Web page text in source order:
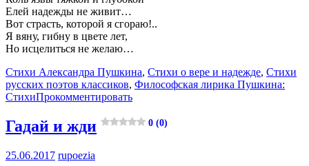
Елей надежды не живит…
Вот страсть, которой я сгораю!..
Я вяну, гибну в цвете лет,
Но исцелиться не желаю…
Стихи Александра Пушкина, Стихи о вере и надежде, Стихи
русских поэтов классиков, Философская лирика Пушкина:
СтихиПрокомментировать
Гадай и жди 0 (0)
25.06.2017 rupoezia